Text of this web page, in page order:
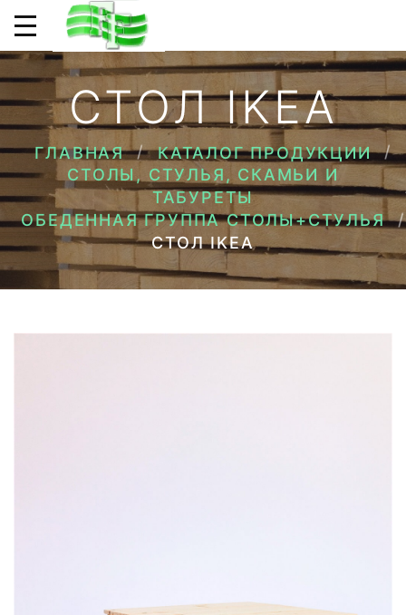
СТОЛ IKEA
ГЛАВНАЯ
КАТАЛОГ ПРОДУКЦИИ
СТОЛЫ, СТУЛЬЯ, СКАМЬИ И
ТАБУРЕТЫ
ОБЕДЕННАЯ ГРУППА СТОЛЫ+СТУЛЬЯ
СТОЛ IKEA